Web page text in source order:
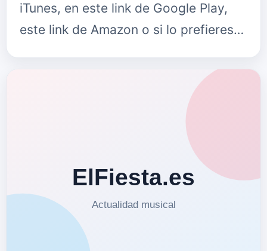
iTunes, en este link de Google Play,
este link de Amazon o si lo prefieres